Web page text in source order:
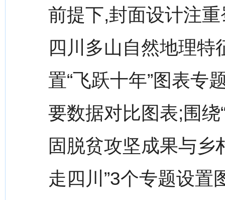
前提下,封面设计注
四川多山自然地理
置“飞跃十年”图表
要数据对比图表;围绕
固脱贫攻坚成果与乡
走四川”3个专题设置